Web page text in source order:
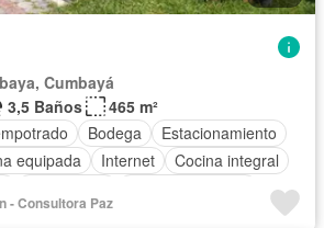
Cumbayá
3,5 Baños
465 m²
Bodega
Estacionamiento
equipada Internet
Cocina integral
Patio Agua
- Consultora Paz